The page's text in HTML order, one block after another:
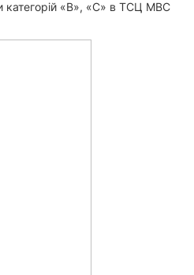
категорій «B», «С» в ТСЦ МВС